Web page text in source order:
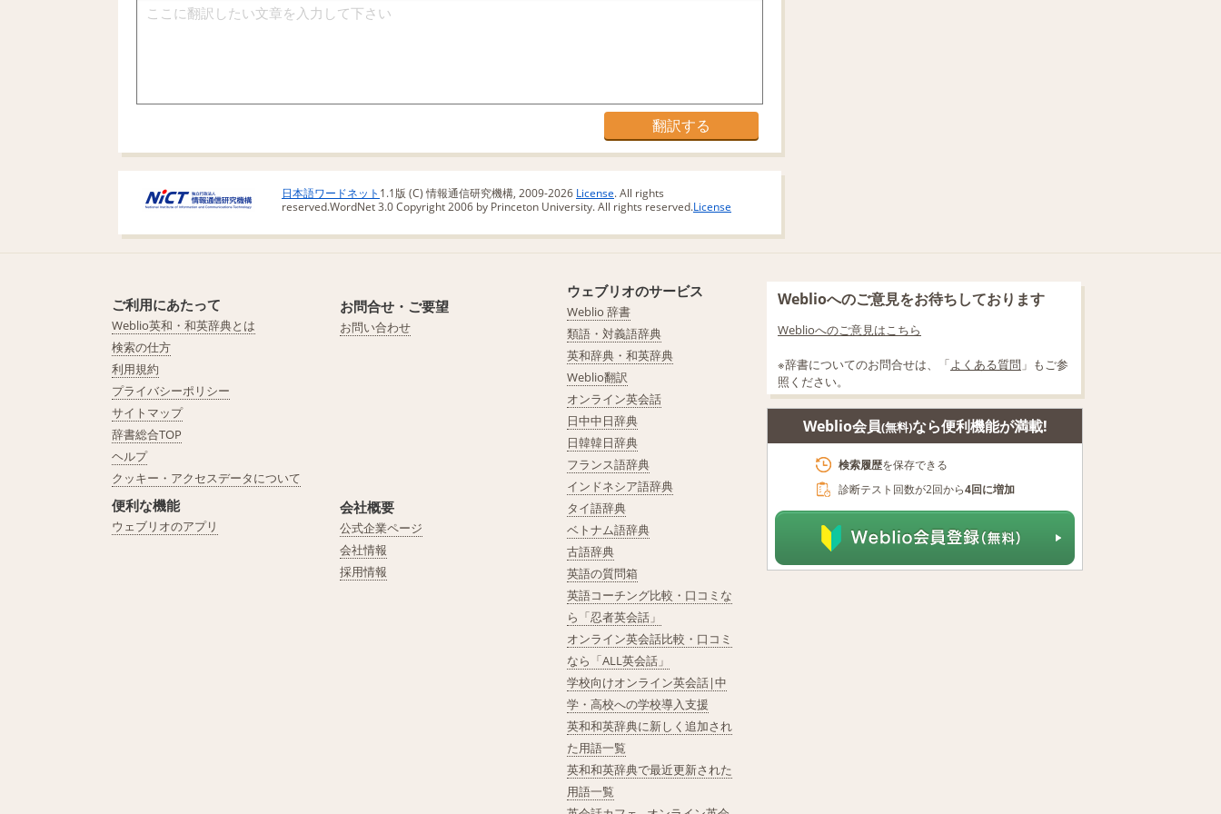
日本語ワードネット 1.1版 (C) 情報通信研究機構, 2009-2026 License. All rights
reserved.WordNet 3.0 Copyright 2006 by Princeton University. All rights reserved.License
ご利用にあたって
Weblio英和・和英辞典とは
検索の仕方
利用規約
プライバシーポリシー
サイトマップ
辞書総合TOP
ヘルプ
クッキー・アクセスデータについて
便利な機能
ウェブリオのアプリ
お問合せ・ご要望
お問い合わせ
会社概要
公式企業ページ
会社情報
採用情報
ウェブリオのサービス
Weblio 辞書
類語・対義語辞典
英和辞典・和英辞典
Weblio翻訳
オンライン英会話
日中中日辞典
日韓韓日辞典
フランス語辞典
インドネシア語辞典
タイ語辞典
ベトナム語辞典
古語辞典
英語の質問箱
英語コーチング比較・口コミな
ら「忍者英会話」
オンライン英会話比較・口コミ
なら「ALL英会話」
学校向けオンライン英会話|中
学・高校への学校導入支援
英和和英辞典に新しく追加され
た用語一覧
英和和英辞典で最近更新された
用語一覧
Weblioへのご意見をお待ちしております
Weblioへのご意見はこちら
※辞書についてのお問合せは、「よくある質問 」もご参
照ください。
Weblio会員(無料)なら便利機能が満載!
検索履歴を保存できる
診断テスト回数が2回から4回に増加